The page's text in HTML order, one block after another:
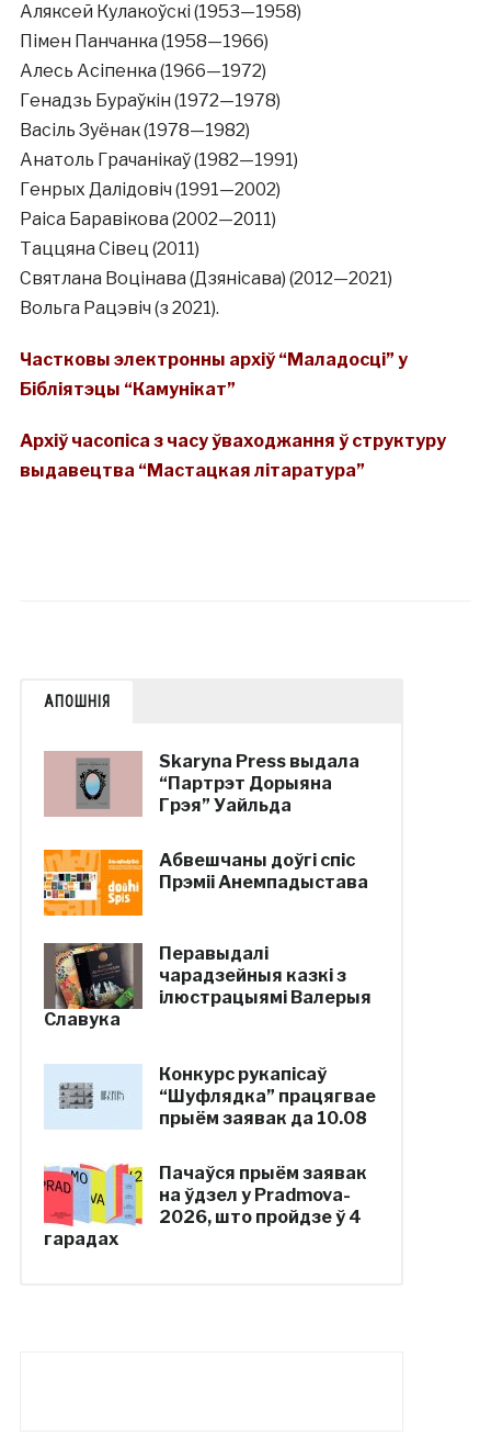
Аляксей Кулакоўскі (1953—1958)
Пімен Панчанка (1958—1966)
Алесь Асіпенка (1966—1972)
Генадзь Бураўкін (1972—1978)
Васіль Зуёнак (1978—1982)
Анатоль Грачанікаў (1982—1991)
Генрых Далідовіч (1991—2002)
Раіса Баравікова (2002—2011)
Таццяна Сівец (2011)
Святлана Воцінава (Дзянісава) (2012—2021)
Вольга Рацэвіч (з 2021).
Частковы электронны архіў “Маладосці” у
Бібліятэцы “Камунікат”
Архіў часопіса з часу ўваходжання ў структуру
выдавецтва “Мастацкая літаратура”
АПОШНІЯ
Skaryna Press выдала
“Партрэт Дорыяна
Грэя” Уайльда
Абвешчаны доўгі спіс
Прэміі Анемпадыстава
Перавыдалі
чарадзейныя казкі з
ілюстрацыямі Валерыя
Славука
Конкурс рукапісаў
“Шуфлядка” працягвае
прыём заявак да 10.08
Пачаўся прыём заявак
на ўдзел у Pradmova-
2026, што пройдзе ў 4
гарадах